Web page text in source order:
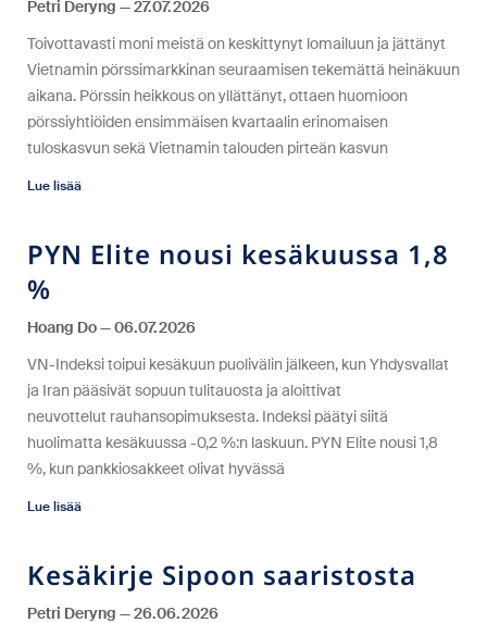
Petri Deryng
27.07.2026
Toivottavasti moni meistä on keskittynyt lomailuun ja jättänyt
Vietnamin pörssimarkkinan seuraamisen tekemättä heinäkuun
aikana. Pörssin heikkous on yllättänyt, ottaen huomioon
pörssiyhtiöiden ensimmäisen kvartaalin erinomaisen
tuloskasvun sekä Vietnamin talouden pirteän kasvun
Lue lisää
PYN Elite nousi kesäkuussa 1,8
%
Hoang Do
06.07.2026
VN-Indeksi toipui kesäkuun puolivälin jälkeen, kun Yhdysvallat
ja Iran pääsivät sopuun tulitauosta ja aloittivat
neuvottelut rauhansopimuksesta. Indeksi päätyi siitä
huolimatta kesäkuussa -0,2 %:n laskuun. PYN Elite nousi 1,8
%, kun pankkiosakkeet olivat hyvässä
Lue lisää
Kesäkirje Sipoon saaristosta
Petri Deryng
26.06.2026